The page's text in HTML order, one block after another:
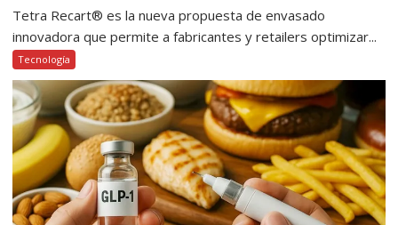
Tetra Recart® es la nueva propuesta de envasado
innovadora que permite a fabricantes y retailers optimizar...
Tecnología